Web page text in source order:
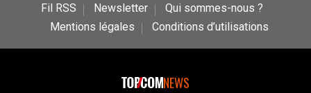
Fil RSS Newsletter
Qui sommes-nous ?
Mentions légales
Conditions d’utilisations
NEWS